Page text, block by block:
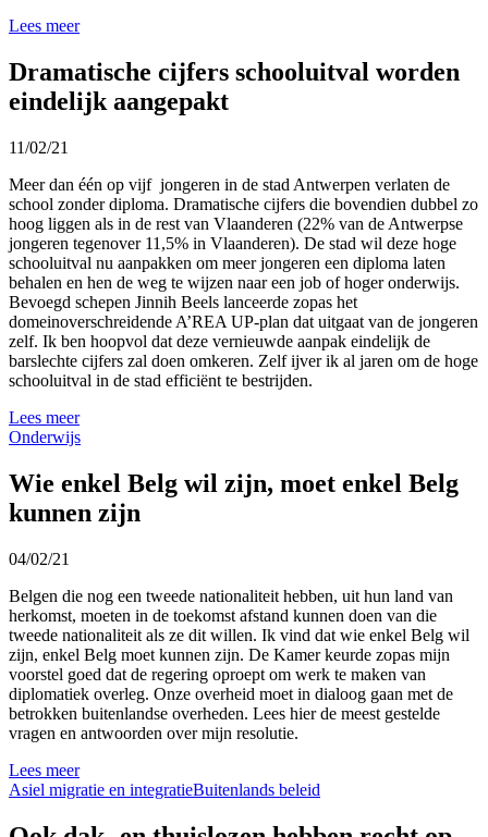
Lees meer
Dramatische cijfers schooluitval worden
eindelijk aangepakt
11/02/21
Meer dan één op vijf jongeren in de stad Antwerpen verlaten de
school zonder diploma. Dramatische cijfers die bovendien dubbel zo
hoog liggen als in de rest van Vlaanderen (22% van de Antwerpse
jongeren tegenover 11,5% in Vlaanderen). De stad wil deze hoge
schooluitval nu aanpakken om meer jongeren een diploma laten
behalen en hen de weg te wijzen naar een job of hoger onderwijs.
Bevoegd schepen Jinnih Beels lanceerde zopas het
domeinoverschreidende A’REA UP-plan dat uitgaat van de jongeren
zelf. Ik ben hoopvol dat deze vernieuwde aanpak eindelijk de
barslechte cijfers zal doen omkeren. Zelf ijver ik al jaren om de hoge
schooluitval in de stad efficiënt te bestrijden.
Lees meer
Onderwijs
Wie enkel Belg wil zijn, moet enkel Belg
kunnen zijn
04/02/21
Belgen die nog een tweede nationaliteit hebben, uit hun land van
herkomst, moeten in de toekomst afstand kunnen doen van die
tweede nationaliteit als ze dit willen. Ik vind dat wie enkel Belg wil
zijn, enkel Belg moet kunnen zijn. De Kamer keurde zopas mijn
voorstel goed dat de regering oproept om werk te maken van
diplomatiek overleg. Onze overheid moet in dialoog gaan met de
betrokken buitenlandse overheden. Lees hier de meest gestelde
vragen en antwoorden over mijn resolutie.
Lees meer
Asiel migratie en integratieBuitenlands beleid